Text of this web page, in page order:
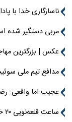
ناسازگاری خدا با
مربی دستگیر شده
عکس | بزرگترین
مدافع تیم ملی
عجیب اما واقعی: رضاییان و مسی بهترین بازیکنان جام جهانی!
ساعت قلعه‌نویی ۲۰ خانواده را از فلاکت نجات می‌دهد